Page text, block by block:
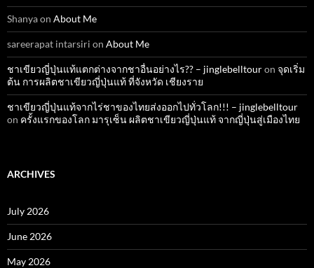
Shanyaon About Me
sareerapat intarsiri on About Me
ชาเขียวญี่ปุ่นแท้แตกต่างจากชาอื่นอย่างไร?? – jinglebelltouron จุดเริ่ม
ต้น การผลิตชาเขียวญี่ปุ่นแท้ ที่จังหวัด เชียงราย
ชาเขียวญี่ปุ่นแท้จากไร่ชาของไทยส่งออกไปทั่วโลก!!! – jinglebelltour
on ครั้งแรกของโลก มารุเซ็น ผลิตชาเขียวญี่ปุ่นแท้ จากญี่ปุ่นสู่เมืองไทย
ARCHIVES
July 2026
June 2026
May 2026